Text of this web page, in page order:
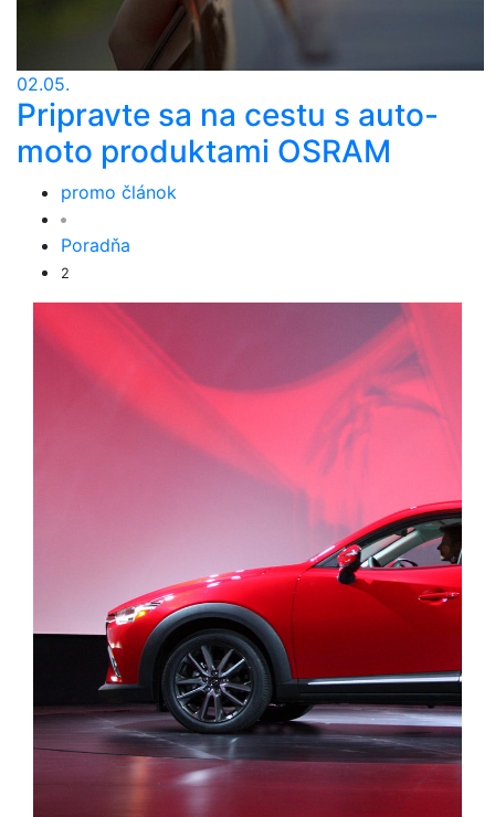
02.05.
Pripravte sa na cestu s auto-
moto produktami OSRAM
promo článok
Poradňa
2